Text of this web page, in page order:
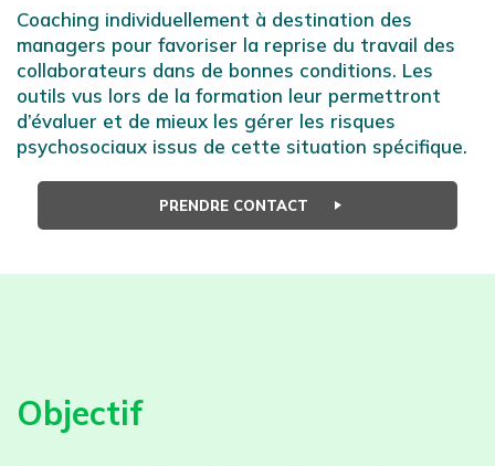
Coaching individuellement à destination des
managers pour favoriser la reprise du travail des
collaborateurs dans de bonnes conditions. Les
outils vus lors de la formation leur permettront
d’évaluer et de mieux les gérer les risques
psychosociaux issus de cette situation spécifique.
PRENDRE CONTACT
Objectif